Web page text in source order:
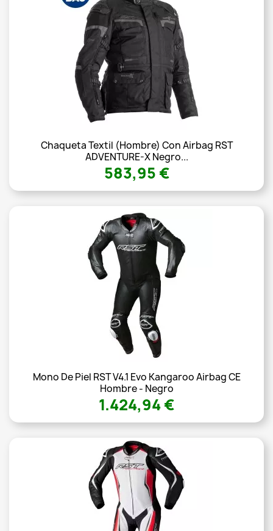
Chaqueta Textil (Hombre) Con Airbag RST
ADVENTURE-X Negro...
583,95 €
Mono De Piel RST V4.1 Evo Kangaroo Airbag CE
Hombre - Negro
1.424,94 €